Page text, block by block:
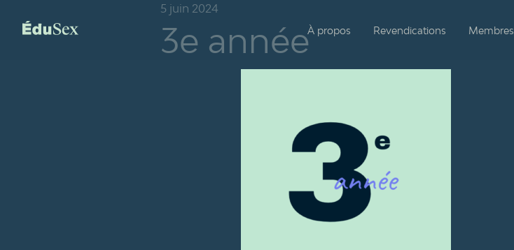
À propos Revendications Membres
5 juin 2024
3e année